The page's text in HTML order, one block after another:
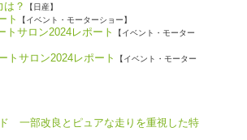
？ 【日産】
ト 【イベント・モーターショー】
トサロン2024レポート
【イベント・モーター
トサロン2024レポート
【イベント・モーター
一部改良とピュアな走りを重視した特